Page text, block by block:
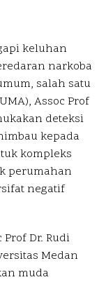
keluhan
narkoba
salah satu
Assoc Prof
deteksi
kepada
kompleks
perumahan
negatif
Dr. Rudi
Medan
muda